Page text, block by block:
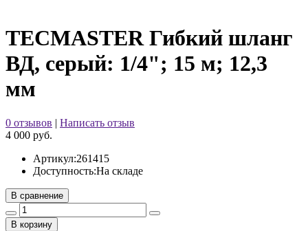
TECMASTER Гибкий шланг
ВД, серый: 1/4"; 15 м; 12,3
мм
0 отзывов | Написать отзыв
4 000 руб.
Артикул:261415
Доступность:На складе
В сравнение
В корзину